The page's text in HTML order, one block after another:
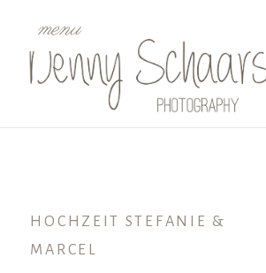
menu
HOCHZEIT STEFANIE &
MARCEL